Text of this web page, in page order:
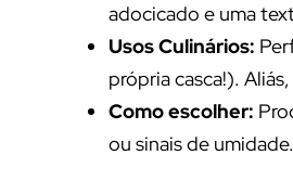
adocicado e uma
Usos Culinários:
própria casca!).
Como escolher:
ou sinais de umidade.